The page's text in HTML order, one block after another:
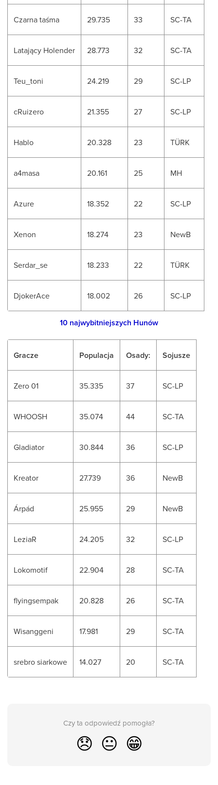
Czarna taśma 29.735 33 SC-TA
Latający Holender 28.773 32 SC-TA
Teu_toni 24.219 29 SC-LP
cRuizero 21.355 27 SC-LP
Hablo 20.328 23 TÜRK
a4masa 20.161 25 MH
Azure 18.352 22 SC-LP
Xenon 18.274 23 NewB
Serdar_se 18.233 22 TÜRK
DjokerAce 18.002 26 SC-LP
10 najwybitniejszych Hunów
Gracze Populacja Osady: Sojusze
Zero 01 35.335 37 SC-LP
WHOOSH 35.074 44 SC-TA
Gladiator 30.844 36 SC-LP
Kreator 27.739 36 NewB
Árpád 25.955 29 NewB
LeziaR 24.205 32 SC-LP
Lokomotif 22.904 28 SC-TA
flyingsempak 20.828 26 SC-TA
Wisanggeni 17.981 29 SC-TA
srebro siarkowe 14.027 20 SC-TA
Czy ta odpowiedź pomogła?
😞 😐 😁